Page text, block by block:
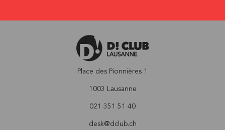
Place des Pionnières 1
1003 Lausanne
021 351 51 40
desk@dclub.ch